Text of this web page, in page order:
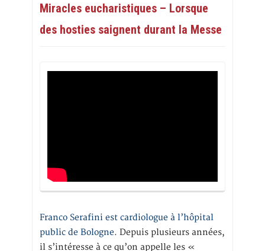
Miracles eucharistiques – Lorsque
des hosties saignent durant la Messe
Franco Serafini est cardiologue à l’hôpital
public de Bologne. Depuis plusieurs années,
il s’intéresse à ce qu’on appelle les «